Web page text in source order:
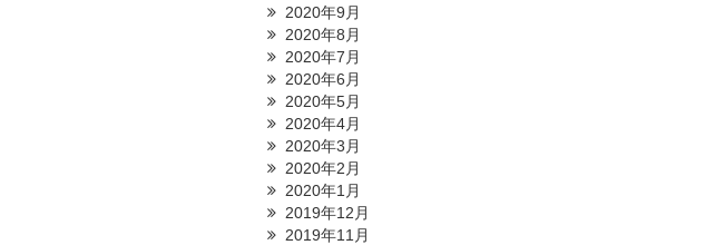
2020年9月
2020年8月
2020年7月
2020年6月
2020年5月
2020年4月
2020年3月
2020年2月
2020年1月
2019年12月
2019年11月